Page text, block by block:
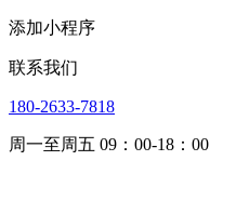
添加小程序
联系我们
180-2633-7818
周一至周五 09：00-18：00